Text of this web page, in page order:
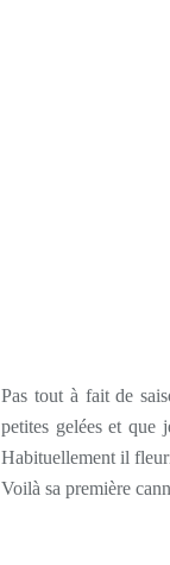
Pas tout à fait de
petites gelées et que
Habituellement il
Voilà sa première